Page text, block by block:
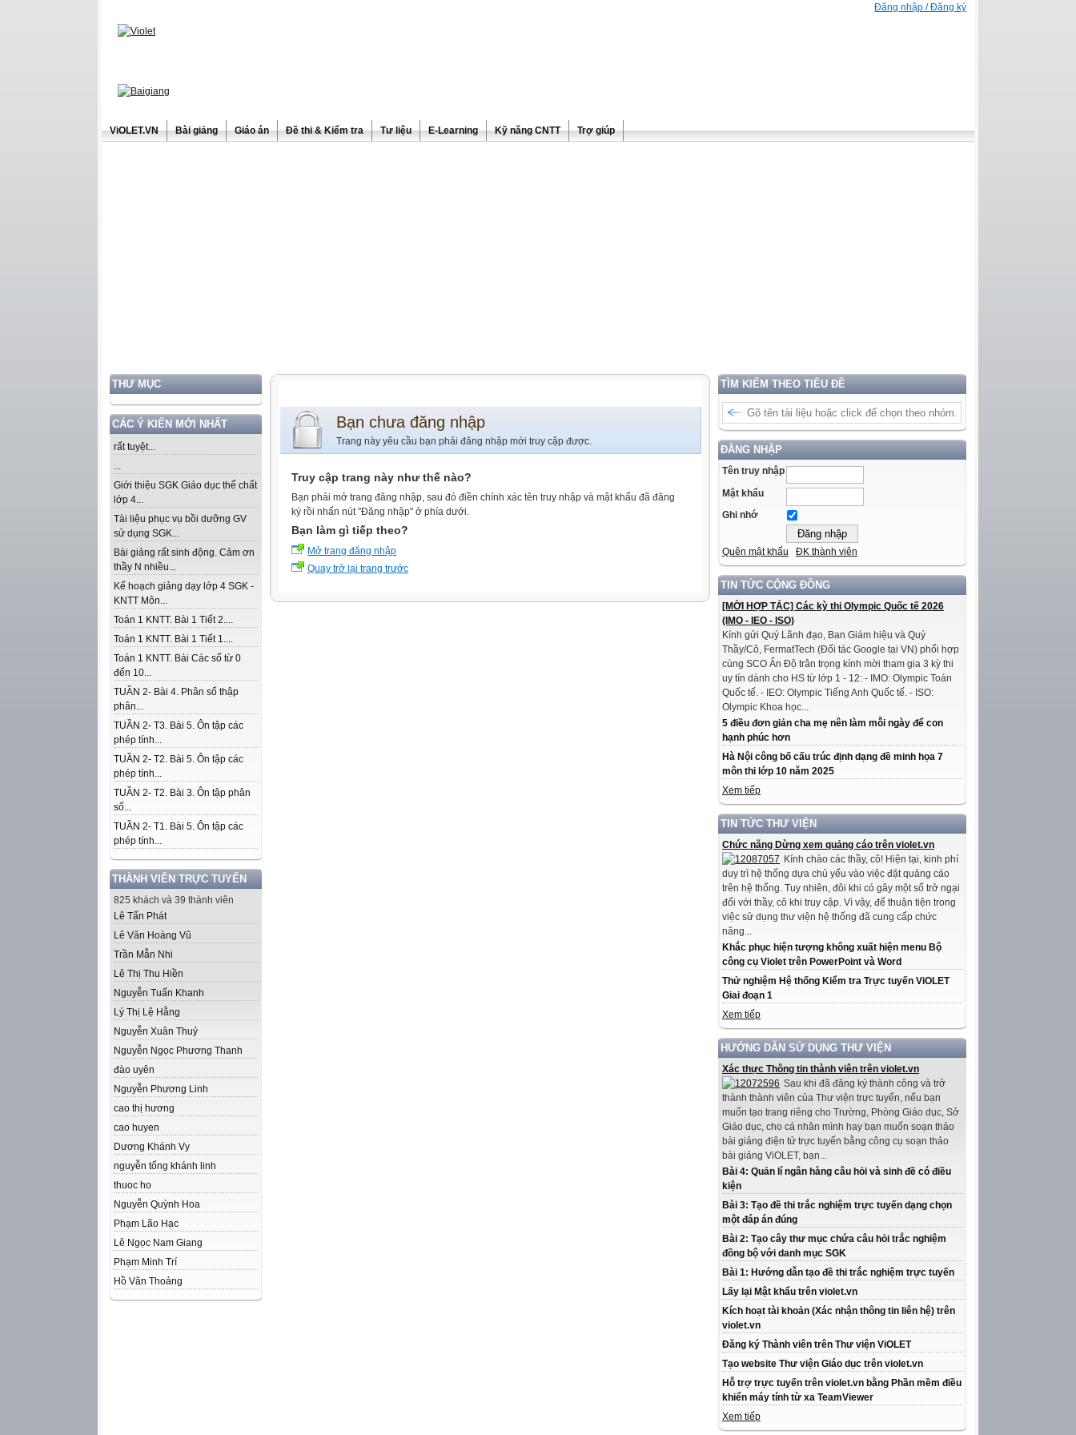
Đăng nhập / Đăng ký
ViOLET.VN Bài giảng Giáo án Đề thi & Kiểm tra Tư liệu E-Learning Kỹ năng CNTT Trợ giúp
THƯ MỤC
CÁC Ý KIẾN MỚI NHẤT
rất tuyệt...
...
Giới thiệu SGK Giáo dục thể chất
lớp 4...
Tài liệu phục vụ bồi dưỡng GV
sử dụng SGK...
Bài giảng rất sinh động. Cảm ơn
thầy N nhiều...
Kế hoạch giảng dạy lớp 4 SGK -
KNTT Môn...
Toán 1 KNTT. Bài 1 Tiết 2....
Toán 1 KNTT. Bài 1 Tiết 1....
Toán 1 KNTT. Bài Các số từ 0
đến 10...
TUẦN 2- Bài 4. Phân số thập
phân...
TUẦN 2- T3. Bài 5. Ôn tập các
phép tính...
TUẦN 2- T2. Bài 5. Ôn tập các
phép tính...
TUẦN 2- T2. Bài 3. Ôn tập phân
số...
TUẦN 2- T1. Bài 5. Ôn tập các
phép tính...
THÀNH VIÊN TRỰC TUYẾN
825 khách và 39 thành viên
Lê Tấn Phát
Lê Văn Hoàng Vũ
Trần Mẫn Nhi
Lê Thị Thu Hiền
Nguyễn Tuấn Khanh
Lý Thị Lệ Hằng
Nguyễn Xuân Thuỷ
Nguyễn Ngọc Phương Thanh
đào uyên
Nguyễn Phương Linh
cao thị hương
cao huyen
Dương Khánh Vy
nguyễn tống khánh linh
thuoc ho
Nguyễn Quỳnh Hoa
Phạm Lão Hạc
Lê Ngọc Nam Giang
Phạm Minh Trí
Hồ Văn Thoảng
TÌM KIẾM THEO TIÊU ĐỀ
ĐĂNG NHẬP
Tên truy nhập
Mật khẩu
Ghi nhớ
Quên mật khẩu ĐK thành viên
TIN TỨC CỘNG ĐỒNG
[MỜI HỢP TÁC] Các kỳ thi Olympic Quốc tế 2026
(IMO - IEO - ISO)
Kính gửi Quý Lãnh đạo, Ban Giám hiệu và Quý
Thầy/Cô, FermatTech (Đối tác Google tại VN) phối hợp
cùng SCO Ấn Độ trân trọng kính mời tham gia 3 kỳ thi
uy tín dành cho HS từ lớp 1 - 12: - IMO: Olympic Toán
Quốc tế. - IEO: Olympic Tiếng Anh Quốc tế. - ISO:
Olympic Khoa học...
5 điều đơn giản cha mẹ nên làm mỗi ngày để con
hạnh phúc hơn
Hà Nội công bố cấu trúc định dạng đề minh họa 7
môn thi lớp 10 năm 2025
Xem tiếp
TIN TỨC THƯ VIỆN
Chức năng Dừng xem quảng cáo trên violet.vn
Kính chào các thầy, cô! Hiện tại, kinh phí
duy trì hệ thống dựa chủ yếu vào việc đặt quảng cáo
trên hệ thống. Tuy nhiên, đôi khi có gây một số trở ngại
đối với thầy, cô khi truy cập. Vì vậy, để thuận tiện trong
việc sử dụng thư viện hệ thống đã cung cấp chức
năng...
Khắc phục hiện tượng không xuất hiện menu Bộ
công cụ Violet trên PowerPoint và Word
Thử nghiệm Hệ thống Kiểm tra Trực tuyến ViOLET
Giai đoạn 1
Xem tiếp
HƯỚNG DẪN SỬ DỤNG THƯ VIỆN
Xác thực Thông tin thành viên trên violet.vn
Sau khi đã đăng ký thành công và trở
thành thành viên của Thư viện trực tuyến, nếu bạn
muốn tạo trang riêng cho Trường, Phòng Giáo dục, Sở
Giáo dục, cho cá nhân mình hay bạn muốn soạn thảo
bài giảng điện tử trực tuyến bằng công cụ soạn thảo
bài giảng ViOLET, bạn...
Bài 4: Quản lí ngân hàng câu hỏi và sinh đề có điều
kiện
Bài 3: Tạo đề thi trắc nghiệm trực tuyến dạng chọn
một đáp án đúng
Bài 2: Tạo cây thư mục chứa câu hỏi trắc nghiệm
đồng bộ với danh mục SGK
Bài 1: Hướng dẫn tạo đề thi trắc nghiệm trực tuyến
Lấy lại Mật khẩu trên violet.vn
Kích hoạt tài khoản (Xác nhận thông tin liên hệ) trên
violet.vn
Đăng ký Thành viên trên Thư viện ViOLET
Tạo website Thư viện Giáo dục trên violet.vn
Hỗ trợ trực tuyến trên violet.vn bằng Phần mềm điều
khiển máy tính từ xa TeamViewer
Xem tiếp
Bạn chưa đăng nhập
Trang này yêu cầu bạn phải đăng nhập mới truy cập được.
Truy cập trang này như thế nào?
Bạn phải mở trang đăng nhập, sau đó điền chính xác tên truy nhập và mật khẩu đã đăng
ký rồi nhấn nút "Đăng nhập" ở phía dưới.
Bạn làm gì tiếp theo?
Mở trang đăng nhập
Quay trở lại trang trước